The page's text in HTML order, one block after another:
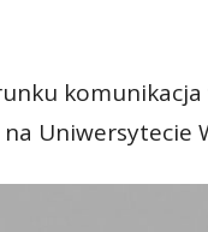
Uniwersytecie